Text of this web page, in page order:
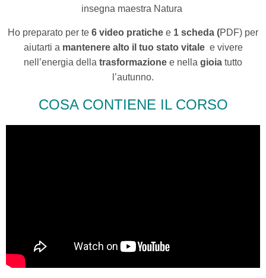
insegna maestra Natura
Ho preparato per te 6 video pratiche e 1 scheda (PDF) per
aiutarti a mantenere alto il tuo stato vitale e vivere
nell’energia della trasformazione e nella gioia tutto
l’autunno.
COSA CONTIENE IL CORSO